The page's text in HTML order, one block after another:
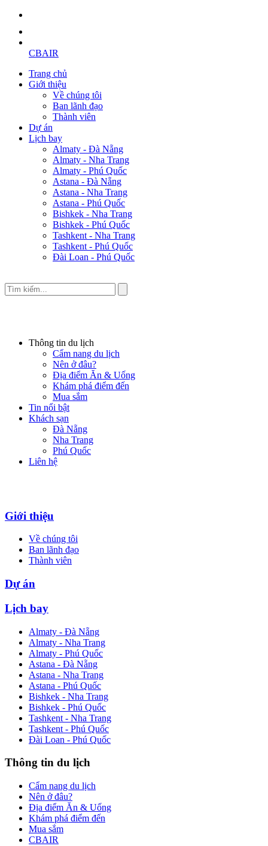
CBAIR
Trang chủ
Giới thiệu
Về chúng tôi
Ban lãnh đạo
Thành viên
Dự án
Lịch bay
Almaty - Đà Nẵng
Almaty - Nha Trang
Almaty - Phú Quốc
Astana - Đà Nẵng
Astana - Nha Trang
Astana - Phú Quốc
Bishkek - Nha Trang
Bishkek - Phú Quốc
Tashkent - Nha Trang
Tashkent - Phú Quốc
Đài Loan - Phú Quốc
Thông tin du lịch
Cẩm nang du lịch
Nên ở đâu?
Địa điểm Ăn & Uống
Khám phá điểm đến
Mua sắm
Tin nổi bật
Khách sạn
Đà Nẵng
Nha Trang
Phú Quốc
Liên hệ
Giới thiệu
Về chúng tôi
Ban lãnh đạo
Thành viên
Dự án
Lịch bay
Almaty - Đà Nẵng
Almaty - Nha Trang
Almaty - Phú Quốc
Astana - Đà Nẵng
Astana - Nha Trang
Astana - Phú Quốc
Bishkek - Nha Trang
Bishkek - Phú Quốc
Tashkent - Nha Trang
Tashkent - Phú Quốc
Đài Loan - Phú Quốc
Thông tin du lịch
Cẩm nang du lịch
Nên ở đâu?
Địa điểm Ăn & Uống
Khám phá điểm đến
Mua sắm
CBAIR